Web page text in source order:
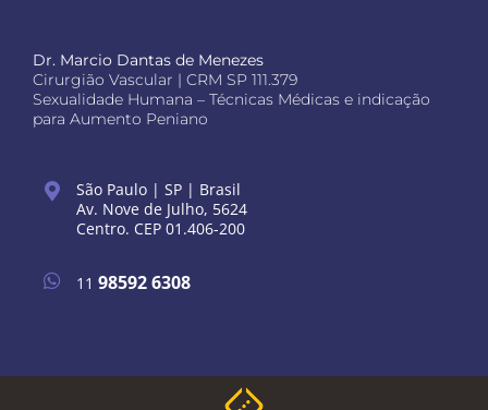
Dr. Marcio Dantas de Menezes
Cirurgião Vascular | CRM SP 111.379
Sexualidade Humana – Técnicas Médicas e indicação
para Aumento Peniano
São Paulo | SP | Brasil
Av. Nove de Julho, 5624
Centro. CEP 01.406-200
11 98592 6308